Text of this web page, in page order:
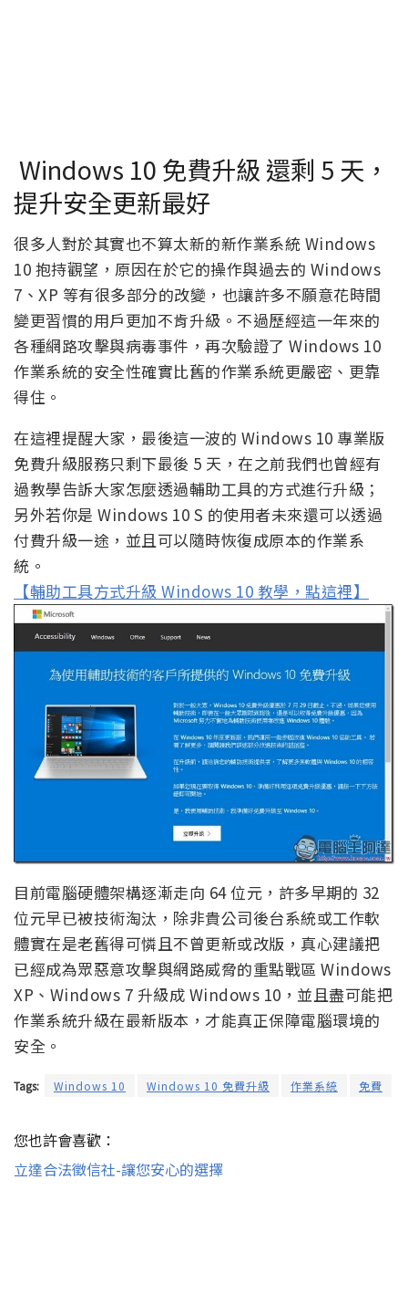
Windows 10 免費升級 還剩 5 天，
提升安全更新最好
很多人對於其實也不算太新的新作業系統 Windows
10 抱持觀望，原因在於它的操作與過去的 Windows
7、XP 等有很多部分的改變，也讓許多不願意花時間
變更習慣的用戶更加不肯升級。不過歷經這一年來的
各種網路攻擊與病毒事件，再次驗證了 Windows 10
作業系統的安全性確實比舊的作業系統更嚴密、更靠
得住。
在這裡提醒大家，最後這一波的 Windows 10 專業版
免費升級服務只剩下最後 5 天，在之前我們也曾經有
過教學告訴大家怎麼透過輔助工具的方式進行升級；
另外若你是 Windows 10 S 的使用者未來還可以透過
付費升級一途，並且可以隨時恢復成原本的作業系
統。
【輔助工具方式升級 Windows 10 教學，點這裡】
目前電腦硬體架構逐漸走向 64 位元，許多早期的 32
位元早已被技術淘汰，除非貴公司後台系統或工作軟
體實在是老舊得可憐且不曾更新或改版，真心建議把
已經成為眾惡意攻擊與網路威脅的重點戰區 Windows
XP、Windows 7 升級成 Windows 10，並且盡可能把
作業系統升級在最新版本，才能真正保障電腦環境的
安全。
Tags: Windows 10 Windows 10 免費升級 作業系統 免費
您也許會喜歡：
立達合法徵信社-讓您安心的選擇